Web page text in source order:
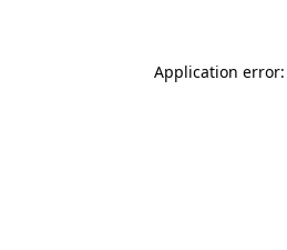
Application